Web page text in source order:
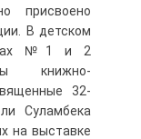
присвоено
В детском
№1 и 2
книжно-
32-
Суламбека
на выставке